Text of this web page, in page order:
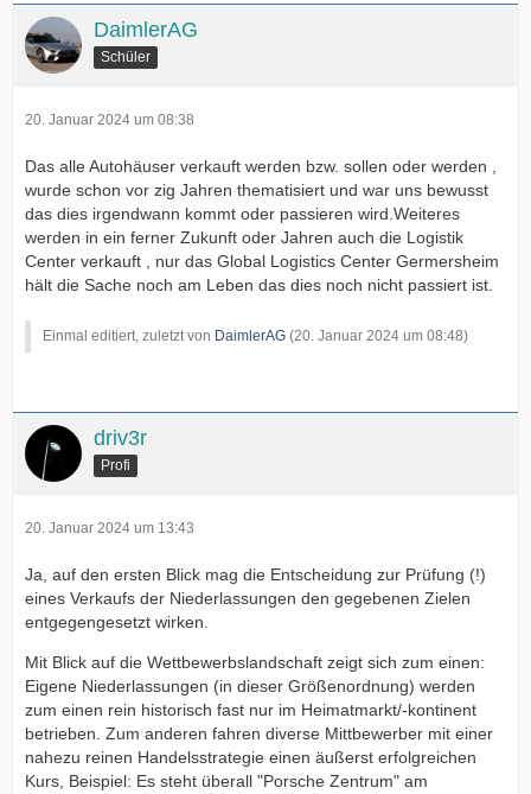
DaimlerAG
Schüler
20. Januar 2024 um 08:38
Das alle Autohäuser verkauft werden bzw. sollen oder werden ,
wurde schon vor zig Jahren thematisiert und war uns bewusst
das dies irgendwann kommt oder passieren wird.Weiteres
werden in ein ferner Zukunft oder Jahren auch die Logistik
Center verkauft , nur das Global Logistics Center Germersheim
hält die Sache noch am Leben das dies noch nicht passiert ist.
Einmal editiert, zuletzt von DaimlerAG (20. Januar 2024 um 08:48)
driv3r
Profi
20. Januar 2024 um 13:43
Ja, auf den ersten Blick mag die Entscheidung zur Prüfung (!)
eines Verkaufs der Niederlassungen den gegebenen Zielen
entgegengesetzt wirken.
Mit Blick auf die Wettbewerbslandschaft zeigt sich zum einen:
Eigene Niederlassungen (in dieser Größenordnung) werden
zum einen rein historisch fast nur im Heimatmarkt/-kontinent
betrieben. Zum anderen fahren diverse Mittbewerber mit einer
nahezu reinen Handelsstrategie einen äußerst erfolgreichen
Kurs, Beispiel: Es steht überall "Porsche Zentrum" am